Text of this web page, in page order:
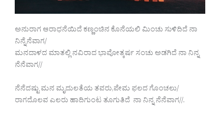
ಅನುರಾಗ ಆರಾಧನೆಯಿದೆ ಕಣ್ಣಂಚಿನ ಕೊನೆಯಲಿ ಮಿಂಚು ಸುಳಿದಿದೆ ನಾ
ನಿನ್ನೆನೆವಾಗ/
ಮನದಾಳದ ಮಾತಲ್ಲಿ ನವಿರಾದ ಭಾವೋತ್ಕರ್ಷ ಸಂಚು ಅಡಗಿದೆ ನಾ ನಿನ್ನ
ನೆನೆವಾಗ//
ನೆನೆದಷ್ಟು ಮನ ಮೃದುಲತೆಯ ತವರು,ಪೇಮ ಫಲದ ಗೊಂಚಲು/
ರಾಗದೊಲವ ಎಲರು ಹಾದಿಗುಂಟ ತೂಗುತಿದೆ ನಾ ನಿನ್ನ ನೆನೆವಾಗ//.